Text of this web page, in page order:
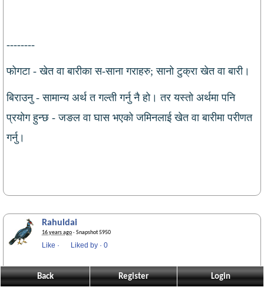
--------
फोगटा - खेत वा बारीका स-साना गराहरु; सानो टुक्रा खेत वा बारी।
बिराउनु - सामान्य अर्थ त गल्ती गर्नु नै हो। तर यस्तो अर्थमा पनि
प्रयोग हुन्छ - जङल वा घास भएको जमिनलाई खेत वा बारीमा परीणत
गर्नु।
Rahuldai
16 years ago· Snapshot 5950
Like · Liked by · Be the first to like this!
वाह ! वाह ! सुर न ताल जी,
Back Register Login